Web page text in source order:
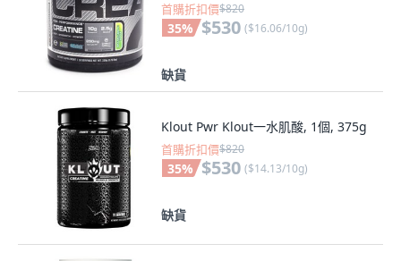
首購折扣價$820
35% $530 ($16.06/10g)
缺貨
Klout Pwr Klout一水肌酸, 1個, 375g
首購折扣價$820
35% $530 ($14.13/10g)
缺貨